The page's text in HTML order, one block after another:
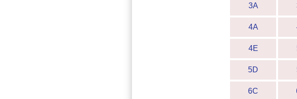
3A
4A
4E
5D
6C